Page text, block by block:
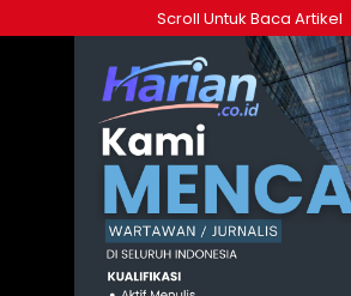
ke
Scroll Untuk Baca Artikel